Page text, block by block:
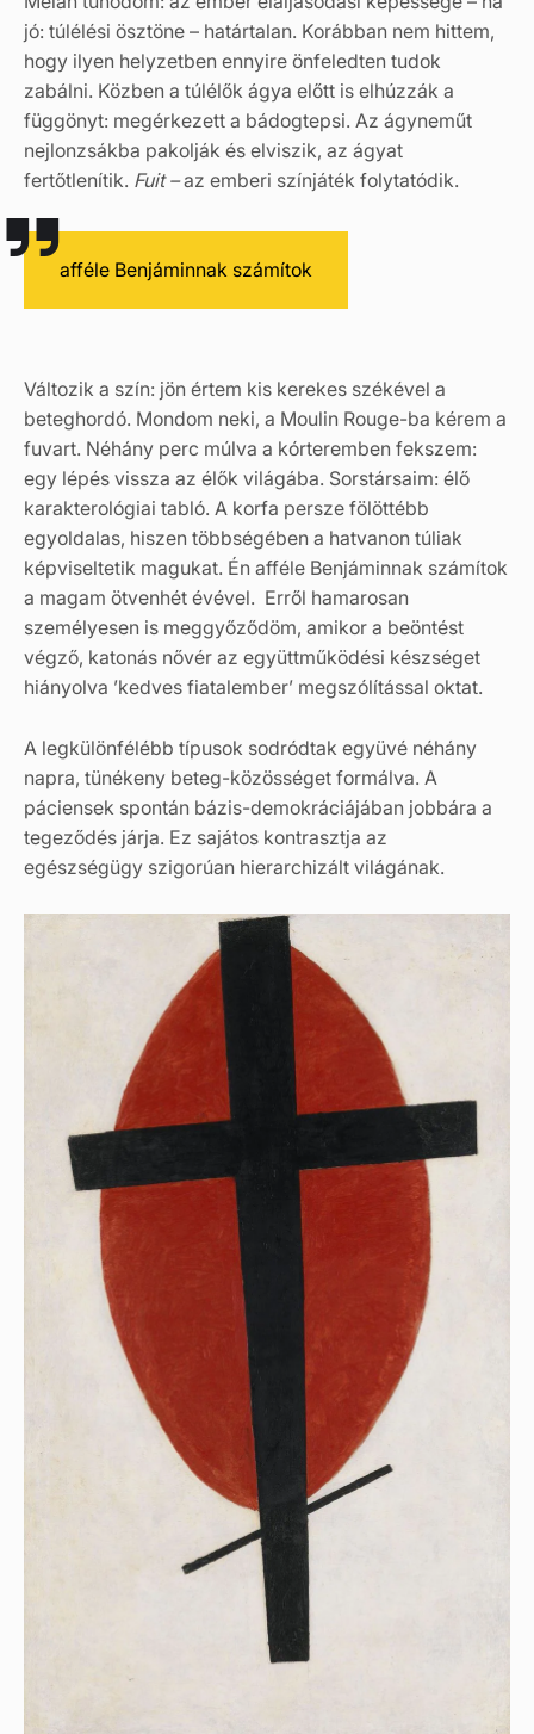
jó: túlélési ösztöne – határtalan. Korábban nem hittem,
hogy ilyen helyzetben ennyire önfeledten tudok
zabálni. Közben a túlélők ágya előtt is elhúzzák a
függönyt: megérkezett a bádogtepsi. Az ágyneműt
nejlonzsákba pakolják és elviszik, az ágyat
fertőtlenítik. Fuit –az emberi színjáték folytatódik.
afféle Benjáminnak számítok
Változik a szín: jön értem kis kerekes székével a
beteghordó. Mondom neki, a Moulin Rouge-ba kérem a
fuvart. Néhány perc múlva a kórteremben fekszem:
egy lépés vissza az élők világába. Sorstársaim: élő
karakterológiai tabló. A korfa persze fölöttébb
egyoldalas, hiszen többségében a hatvanon túliak
képviseltetik magukat. Én afféle Benjáminnak számítok
a magam ötvenhét évével. Erről hamarosan
személyesen is meggyőződöm, amikor a beöntést
végző, katonás nővér az együttműködési készséget
hiányolva ’kedves fiatalember’ megszólítással oktat.
A legkülönfélébb típusok sodródtak együvé néhány
napra, tünékeny beteg-közösséget formálva. A
páciensek spontán bázis-demokráciájában jobbára a
tegeződés járja. Ez sajátos kontrasztja az
egészségügy szigorúan hierarchizált világának.